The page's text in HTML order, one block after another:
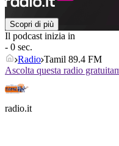
Scopri di più
Il podcast inizia in
- 0 sec.
Radio Tamil 89.4 FM
Ascolta questa radio
radio.it